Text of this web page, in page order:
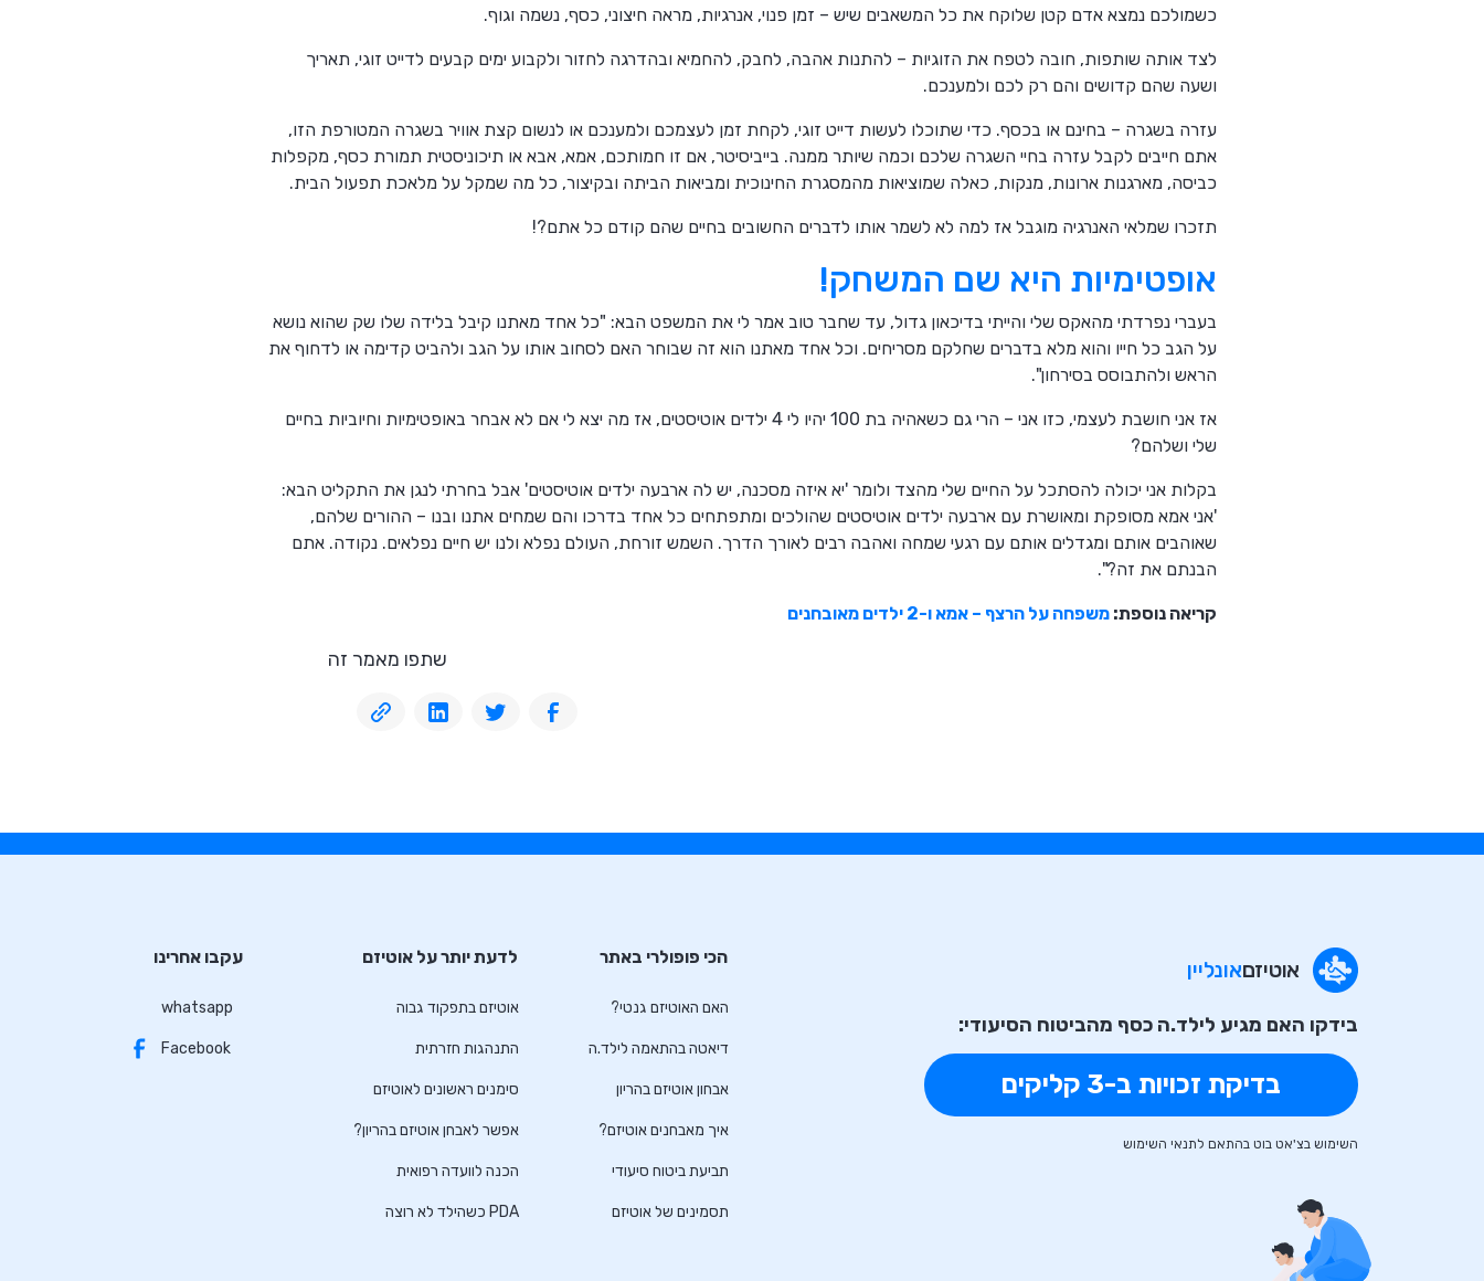
כשמולכם נמצא אדם קטן שלוקח את כל המשאבים שיש – זמן פנוי, אנרגיות, מראה חיצוני, כסף, נשמה וגוף.
לצד אותה שותפות, חובה לטפח את הזוגיות – להתנות אהבה, לחבק, להחמיא ובהדרגה לחזור ולקבוע ימים קבעים לדייט זוגי, תאריך
ושעה שהם קדושים והם רק לכם ולמענכם.
עזרה בשגרה – בחינם או בכסף. כדי שתוכלו לעשות דייט זוגי, לקחת זמן לעצמכם ולמענכם או לנשום קצת אוויר בשגרה המטורפת הזו,
אתם חייבים לקבל עזרה בחיי השגרה שלכם וכמה שיותר ממנה. בייביסיטר, אם זו חמותכם, אמא, אבא או תיכוניסטית תמורת כסף, מקפלות
כביסה, מארגנות ארונות, מנקות, כאלה שמוציאות מהמסגרת החינוכית ומביאות הביתה ובקיצור, כל מה שמקל על מלאכת תפעול הבית.
תזכרו שמלאי האנרגיה מוגבל אז למה לא לשמר אותו לדברים החשובים בחיים שהם קודם כל אתם?!
אופטימיות היא שם המשחק!
בעברי נפרדתי מהאקס שלי והייתי בדיכאון גדול, עד שחבר טוב אמר לי את המשפט הבא: "כל אחד מאתנו קיבל בלידה שלו שק שהוא נושא
על הגב כל חייו והוא מלא בדברים שחלקם מסריחים. וכל אחד מאתנו הוא זה שבוחר האם לסחוב אותו על הגב ולהביט קדימה או לדחוף את
הראש ולהתבוסס בסירחון".
אז אני חושבת לעצמי, כזו אני – הרי גם כשאהיה בת 100 יהיו לי 4 ילדים אוטיסטים, אז מה יצא לי אם לא אבחר באופטימיות וחיוביות בחיים
שלי ושלהם?
בקלות אני יכולה להסתכל על החיים שלי מהצד ולומר 'יא איזה מסכנה, יש לה ארבעה ילדים אוטיסטים' אבל בחרתי לנגן את התקליט הבא:
'אני אמא מסופקת ומאושרת עם ארבעה ילדים אוטיסטים שהולכים ומתפתחים כל אחד בדרכו והם שמחים אתנו ובנו – ההורים שלהם,
שאוהבים אותם ומגדלים אותם עם רגעי שמחה ואהבה רבים לאורך הדרך. השמש זורחת, העולם נפלא ולנו יש חיים נפלאים. נקודה. אתם
הבנתם את זה?".
קריאה נוספת: משפחה על הרצף – אמא ו-2 ילדים מאובחנים
שתפו מאמר זה
אוטיזםאונליין
בידקו האם מגיע לילד.ה כסף מהביטוח הסיעודי:
בדיקת זכויות ב-3 קליקים
השימוש בצ'אט בוט בהתאם לתנאי השימוש
הכי פופולרי באתר
האם האוטיזם גנטי?
דיאטה בהתאמה לילד.ה
אבחון אוטיזם בהריון
איך מאבחנים אוטיזם?
תביעת ביטוח סיעודי
תסמינים של אוטיזם
לדעת יותר על אוטיזם
אוטיזם בתפקוד גבוה
התנהגות חזרתית
סימנים ראשונים לאוטיזם
אפשר לאבחן אוטיזם בהריון?
הכנה לוועדה רפואית
PDA כשהילד לא רוצה
עקבו אחרינו
whatsapp
Facebook